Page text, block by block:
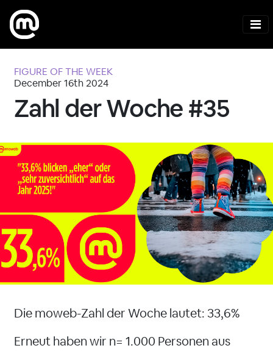
FIGURE OF THE WEEK
December 16th 2024
Zahl der Woche #35
Die moweb-Zahl der Woche lautet: 33,6%
Erneut haben wir n= 1.000 Personen aus